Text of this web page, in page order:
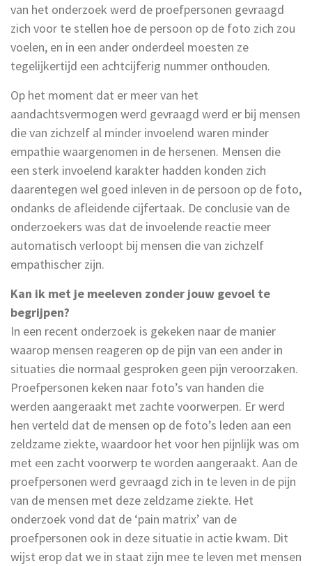
van het onderzoek werd de proefpersonen gevraagd
zich voor te stellen hoe de persoon op de foto zich zou
voelen, en in een ander onderdeel moesten ze
tegelijkertijd een achtcijferig nummer onthouden.
Op het moment dat er meer van het
aandachtsvermogen werd gevraagd werd er bij mensen
die van zichzelf al minder invoelend waren minder
empathie waargenomen in de hersenen. Mensen die
een sterk invoelend karakter hadden konden zich
daarentegen wel goed inleven in de persoon op de foto,
ondanks de afleidende cijfertaak. De conclusie van de
onderzoekers was dat de invoelende reactie meer
automatisch verloopt bij mensen die van zichzelf
empathischer zijn.
Kan ik met je meeleven zonder jouw gevoel te
begrijpen?
In een recent onderzoek is gekeken naar de manier
waarop mensen reageren op de pijn van een ander in
situaties die normaal gesproken geen pijn veroorzaken.
Proefpersonen keken naar foto’s van handen die
werden aangeraakt met zachte voorwerpen. Er werd
hen verteld dat de mensen op de foto’s leden aan een
zeldzame ziekte, waardoor het voor hen pijnlijk was om
met een zacht voorwerp te worden aangeraakt. Aan de
proefpersonen werd gevraagd zich in te leven in de pijn
van de mensen met deze zeldzame ziekte. Het
onderzoek vond dat de ‘pain matrix’ van de
proefpersonen ook in deze situatie in actie kwam. Dit
wijst erop dat we in staat zijn mee te leven met mensen